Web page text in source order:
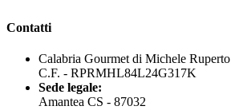
Contatti
Calabria Gourmet di Michele Ruperto
C.F. - RPRMHL84L24G317K
Sede legale:
Amantea CS - 87032